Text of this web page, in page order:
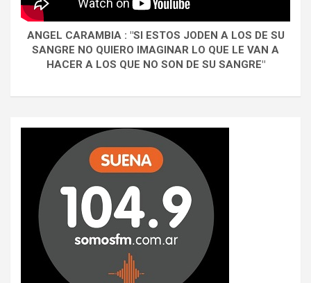
ANGEL CARAMBIA : "SI ESTOS JODEN A LOS DE SU
SANGRE NO QUIERO IMAGINAR LO QUE LE VAN A
HACER A LOS QUE NO SON DE SU SANGRE"